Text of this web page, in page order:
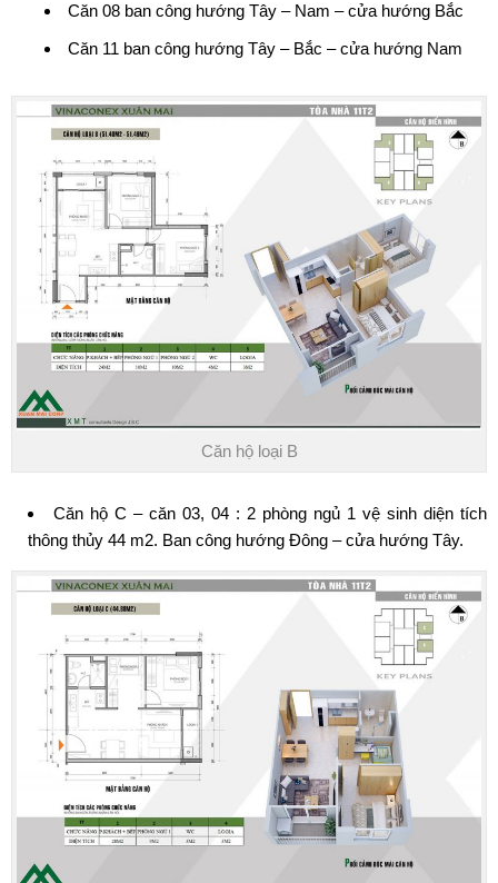
Căn 08 ban công hướng Tây – Nam – cửa hướng Bắc
Căn 11 ban công hướng Tây – Bắc – cửa hướng Nam
Căn hộ loại B
Căn hộ C – căn 03, 04 : 2 phòng ngủ 1 vệ sinh diện tích
thông thủy 44 m2. Ban công hướng Đông – cửa hướng Tây.